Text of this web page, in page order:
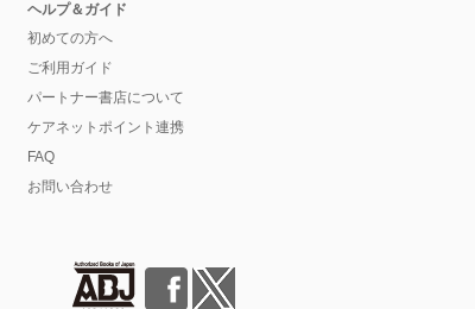
ヘルプ＆ガイド
初めての方へ
ご利用ガイド
パートナー書店について
ケアネットポイント連携
FAQ
お問い合わせ